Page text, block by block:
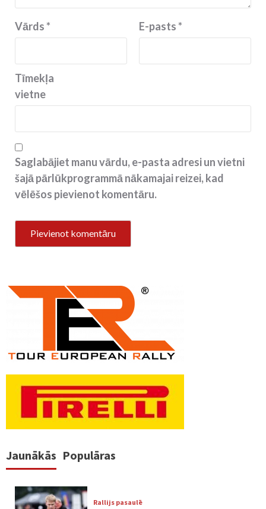
Vārds* E-pasts*
Tīmekļa
vietne
Saglabājiet manu vārdu, e-pasta adresi un vietni
šajā pārlūkprogrammā nākamajai reizei, kad
vēlēšos pievienot komentāru.
Jaunākās Populāras
Rallijs pasaulē